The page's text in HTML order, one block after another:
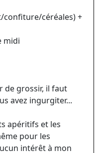
confiture/céréales) +
midi
de grossir, il faut
avez ingurgiter...
apéritifs et les
pour les
intérêt à mon